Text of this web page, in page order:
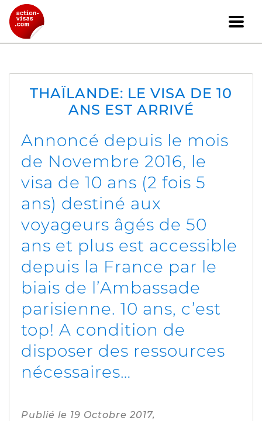
THAÏLANDE: LE VISA DE 10
ANS EST ARRIVÉ
Annoncé depuis le mois
de Novembre 2016, le
visa de 10 ans (2 fois 5
ans) destiné aux
voyageurs âgés de 50
ans et plus est accessible
depuis la France par le
biais de l’Ambassade
parisienne. 10 ans, c’est
top! A condition de
disposer des ressources
nécessaires…
Publié le 19 Octobre 2017,